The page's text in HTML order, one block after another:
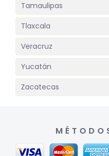
Tamaulipas
Tlaxcala
Veracruz
Yucatán
Zacatecas